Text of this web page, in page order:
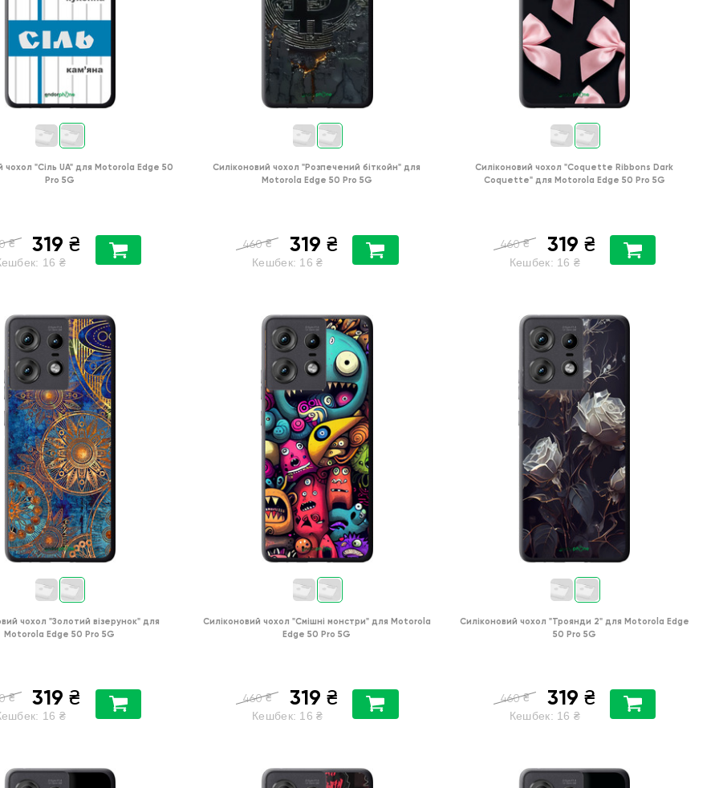
чохол "Сіль UA" для Motorola Edge 50
Pro 5G
₴ 319 ₴
16 ₴
Силіконовий чохол "Розпечений біткойн" для
Motorola Edge 50 Pro 5G
460 ₴ 319 ₴
Кешбек: 16 ₴
Силіконовий чохол "Coquette Ribbons Dark
Coquette" для Motorola Edge 50 Pro 5G
460 ₴ 319 ₴
Кешбек: 16 ₴
чохол "Золотий візерунок" для
Motorola Edge 50 Pro 5G
₴ 319 ₴
16 ₴
Силіконовий чохол "Смішні монстри" для Motorola
Edge 50 Pro 5G
460 ₴ 319 ₴
Кешбек: 16 ₴
Силіконовий чохол "Троянди 2" для Motorola Edge
50 Pro 5G
460 ₴ 319 ₴
Кешбек: 16 ₴